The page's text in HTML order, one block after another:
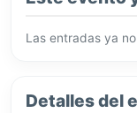
Las entradas ya
Detalles del